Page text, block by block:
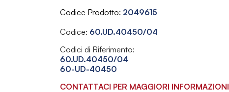
Codice Prodotto 2049615
Codice: 60.UD.40450/04
Codici di Riferimento:
60.UD.40450/04
60-UD-40450
CONTATTACI PER MAGGIORI INFORMAZIONI